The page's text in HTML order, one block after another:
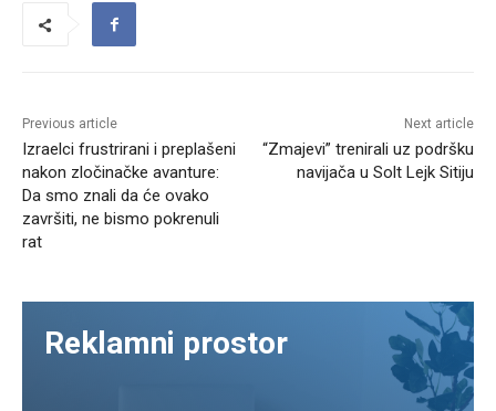
Previous article
Izraelci frustrirani i preplašeni
nakon zločinačke avanture:
Da smo znali da će ovako
završiti, ne bismo pokrenuli
rat
Next article
“Zmajevi” trenirali uz podršku
navijača u Solt Lejk Sitiju
Reklamni prostor